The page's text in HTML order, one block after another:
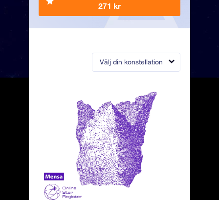
Välj din konstellation
271 kr